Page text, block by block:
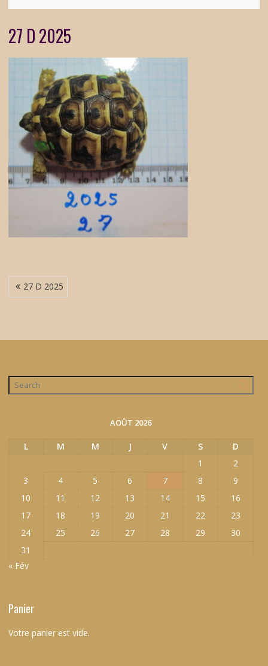
27 D 2025
Navigation
de
27 D 2025
AOÛT 2026
L M M J V S
D
1
2
3
4 5 6 7 8
9
10
11 12 13 14 15
16
17
18 19 20 21 22
23
24
25 26 27 28 29
30
31
« Fév
Panier
Votre panier est vide.